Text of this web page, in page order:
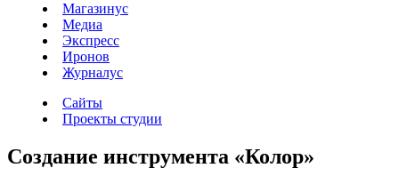
Магазинус
Медиа
Экспресс
Иронов
Журналус
Сайты
Проекты студии
Создание инструмента «Колор»